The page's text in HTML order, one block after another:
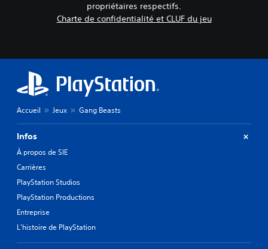
propriétaires respectifs.
Charte de confidentialité et CLUF du jeu
Accueil Jeux Gang Beasts
Infos
À propos de SIE
Carrières
PlayStation Studios
PlayStation Productions
Entreprise
L'histoire de PlayStation